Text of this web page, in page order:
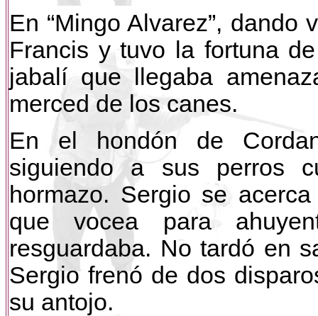
En “Mingo Alvarez”,
Francis y tuvo la fortuna
jabalí que llegaba
merced de los canes.
En el hondón de
siguiendo a sus perros
hormazo. Sergio se
que vocea para
resguardaba. No tardó en
Sergio frenó de dos
su antojo.